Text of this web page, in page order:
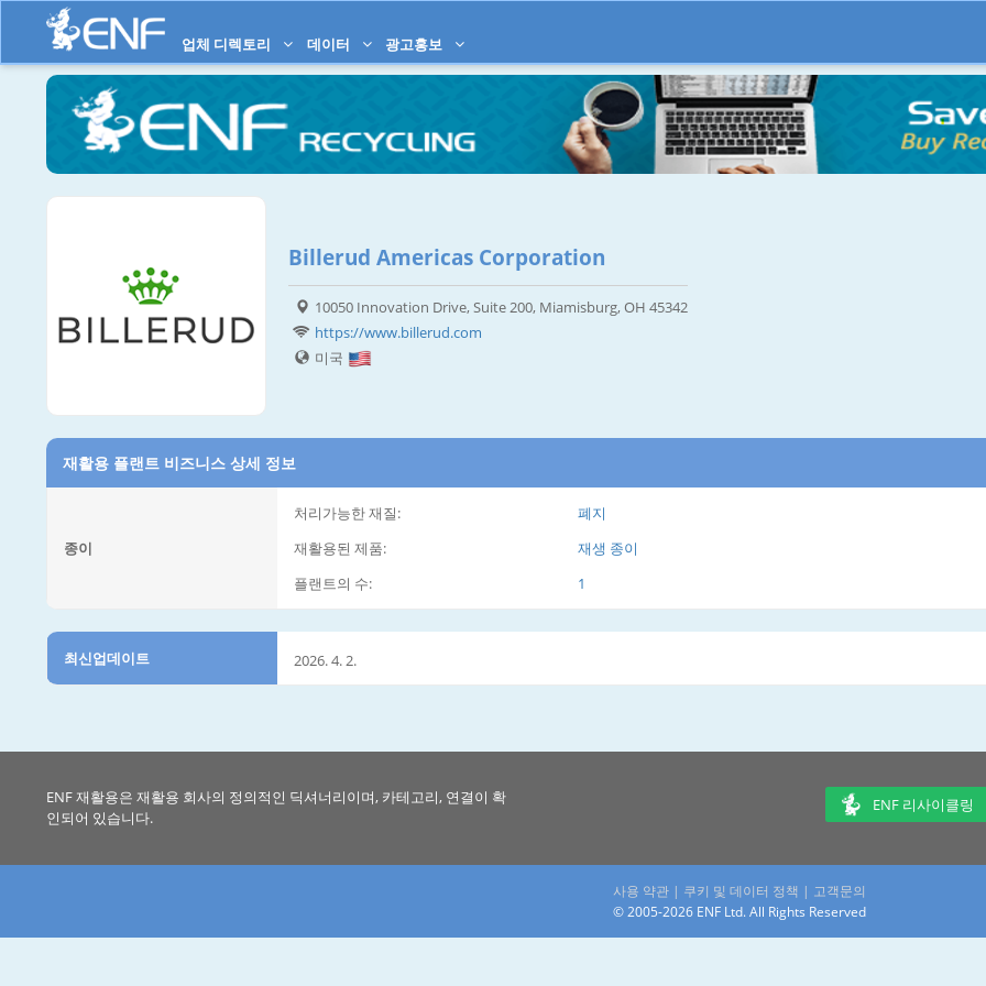
업체 디렉토리 데이터 광고홍보
Billerud Americas Corporation
10050 Innovation Drive, Suite 200, Miamisburg, OH 45342
https://www.billerud.com
미국
재활용 플랜트 비즈니스 상세 정보
종이
처리가능한 재질:
폐지
재활용된 제품:
재생 종이
플랜트의 수:
1
최신업데이트 2026. 4. 2.
ENF 재활용은 재활용 회사의 정의적인 딕셔너리이며, 카테고리, 연결이 확
인되어 있습니다.
ENF 리사이클링
사용 약관 | 쿠키 및 데이터 정책 | 고객문의
© 2005-2026 ENF Ltd. All Rights Reserved